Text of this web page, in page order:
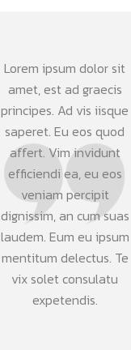
Lorem ipsum dolor sit
amet, est ad graecis
principes. Ad vis iisque
saperet. Eu eos quod
affert. Vim invidunt
efficiendi ea, eu eos
veniam percipit
dignissim, an cum suas
laudem. Eum eu ipsum
mentitum delectus. Te
vix solet consulatu
expetendis.